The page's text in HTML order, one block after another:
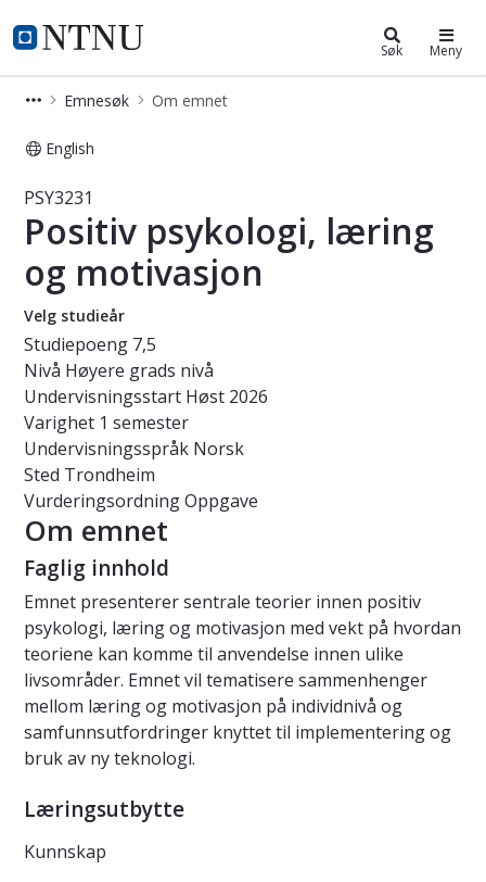
NTNU Hjemmeside
Studier Søk Meny
Emnesøk Om emnet
English
Emne - Positiv psykologi, læring og
PSY3231
Positiv psykologi, læring
og motivasjon
Velg studieår
Studiepoeng 7,5
Nivå Høyere grads nivå
Undervisningsstart Høst 2026
Varighet 1 semester
Undervisningsspråk Norsk
Sted Trondheim
VurderingsordningOppgave
Om emnet
Faglig innhold
Emnet presenterer sentrale teorier innen positiv
psykologi, læring og motivasjon med vekt på hvordan
teoriene kan komme til anvendelse innen ulike
livsområder. Emnet vil tematisere sammenhenger
mellom læring og motivasjon på individnivå og
samfunnsutfordringer knyttet til implementering og
bruk av ny teknologi.
Læringsutbytte
Kunnskap